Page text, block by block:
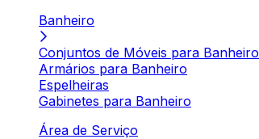
Banheiro
Conjuntos de Móveis para Banheiro
Armários para Banheiro
Espelheiras
Gabinetes para Banheiro
Área de Serviço